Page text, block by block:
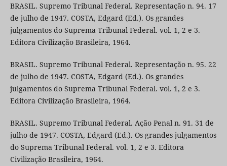
BRASIL. Supremo Tribunal Federal. Representação n. 94. 17
de julho de 1947. COSTA, Edgard (Ed.). Os grandes
julgamentos do Suprema Tribunal Federal. vol. 1, 2 e 3.
Editora Civilização Brasileira, 1964.
BRASIL. Supremo Tribunal Federal. Representação n. 95. 22
de julho de 1947. COSTA, Edgard (Ed.). Os grandes
julgamentos do Suprema Tribunal Federal. vol. 1, 2 e 3.
Editora Civilização Brasileira, 1964.
BRASIL. Supremo Tribunal Federal. Ação Penal n. 91. 31 de
julho de 1947. COSTA, Edgard (Ed.). Os grandes julgamentos
do Suprema Tribunal Federal. vol. 1, 2 e 3. Editora
Civilização Brasileira, 1964.